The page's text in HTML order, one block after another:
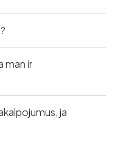
man ir
ja